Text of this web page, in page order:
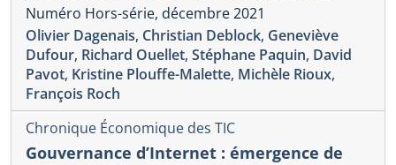
Numéro Hors-série, décembre 2021
Olivier Dagenais, Christian Deblock, Geneviève
Dufour, Richard Ouellet, Stéphane Paquin, David
Pavot, Kristine Plouffe-Malette, Michèle Rioux,
François Roch
Chronique Économique des TIC
Gouvernance d’Internet : émergence de